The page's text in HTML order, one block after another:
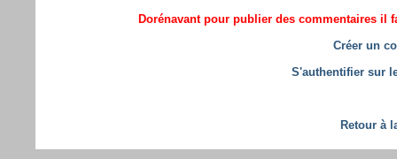
Dorénavant pour publier des commentaires il
Créer un
S'authentifier sur
Retour à